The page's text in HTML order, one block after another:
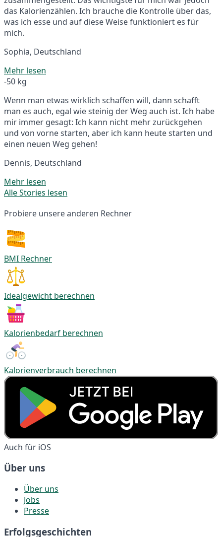
das Kalorienzählen. Ich brauche die Kontrolle über das,
was ich esse und auf diese Weise funktioniert es für
mich.
Sophia, Deutschland
Mehr lesen
-50 kg
Wenn man etwas wirklich schaffen will, dann schafft
man es auch, egal wie steinig der Weg auch ist. Ich habe
mir immer gesagt: Ich kann nicht mehr zurückgehen
und von vorne starten, aber ich kann heute starten und
einen neuen Weg gehen!
Dennis, Deutschland
Mehr lesen
Alle Stories lesen
Probiere unsere anderen Rechner
BMI Rechner
Idealgewicht berechnen
Kalorienbedarf berechnen
Kalorienverbrauch berechnen
Auch für iOS
Über uns
Über uns
Jobs
Presse
Erfolgsgeschichten